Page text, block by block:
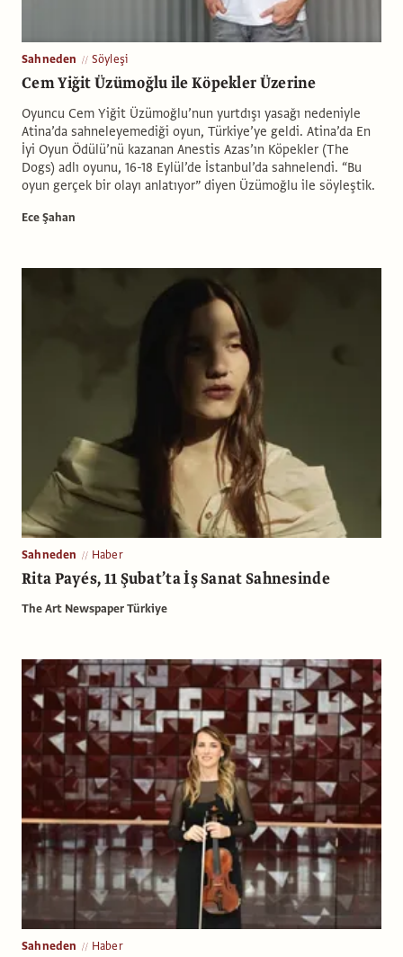
Sahneden Söyleşi
Cem Yiğit Üzümoğlu ile Köpekler Üzerine
Oyuncu Cem Yiğit Üzümoğlu’nun yurtdışı yasağı nedeniyle
Atina’da sahneleyemediği oyun, Türkiye’ye geldi. Atina’da En
İyi Oyun Ödülü’nü kazanan Anestis Azas’ın Köpekler (The
Dogs) adlı oyunu, 16-18 Eylül’de İstanbul’da sahnelendi. “Bu
oyun gerçek bir olayı anlatıyor” diyen Üzümoğlu ile söyleştik.
Ece Şahan
Sahneden Haber
Rita Payés, 11 Şubat’ta İş Sanat Sahnesinde
The Art Newspaper Türkiye
Sahneden Haber